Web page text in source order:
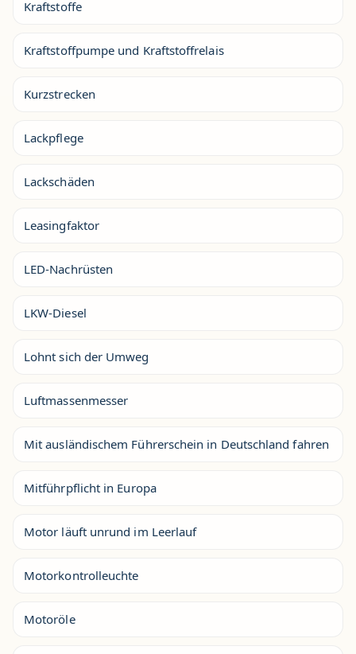
Kraftstoffe
Kraftstoffpumpe und Kraftstoffrelais
Kurzstrecken
Lackpflege
Lackschäden
Leasingfaktor
LED-Nachrüsten
LKW-Diesel
Lohnt sich der Umweg
Luftmassenmesser
Mit ausländischem Führerschein in Deutschland fahren
Mitführpflicht in Europa
Motor läuft unrund im Leerlauf
Motorkontrolleuchte
Motoröle